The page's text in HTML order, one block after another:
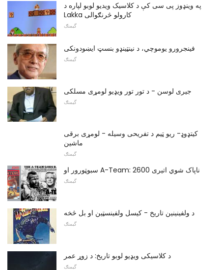
په وینډوز پی سی کې د کلاسیک ویدیو لوبو لپاره د
Lakka کارولو څرنګوالی
گیمنګ
فینجرورو یوموچي، د نینټینډو بنسټ ایښودونکی
گیمنګ
جیری لوسن - د تور تور ویډیو لومړی مسلکی
گیمنګ
کیتډوډ- ریو ټیم د تفریحی وسیله - لومړی برقی
ماشین
گیمنګ
سبوټورور او A-Team: ناپاک شوي اتیری 2600
گیمنګ
د ولفینینین تاریخ - کیسل ولفینسټین او بل څخه
گیمنګ
د کلاسیکی ویډیو لوبو تاریخ: د زوړ عمر
گیمنګ